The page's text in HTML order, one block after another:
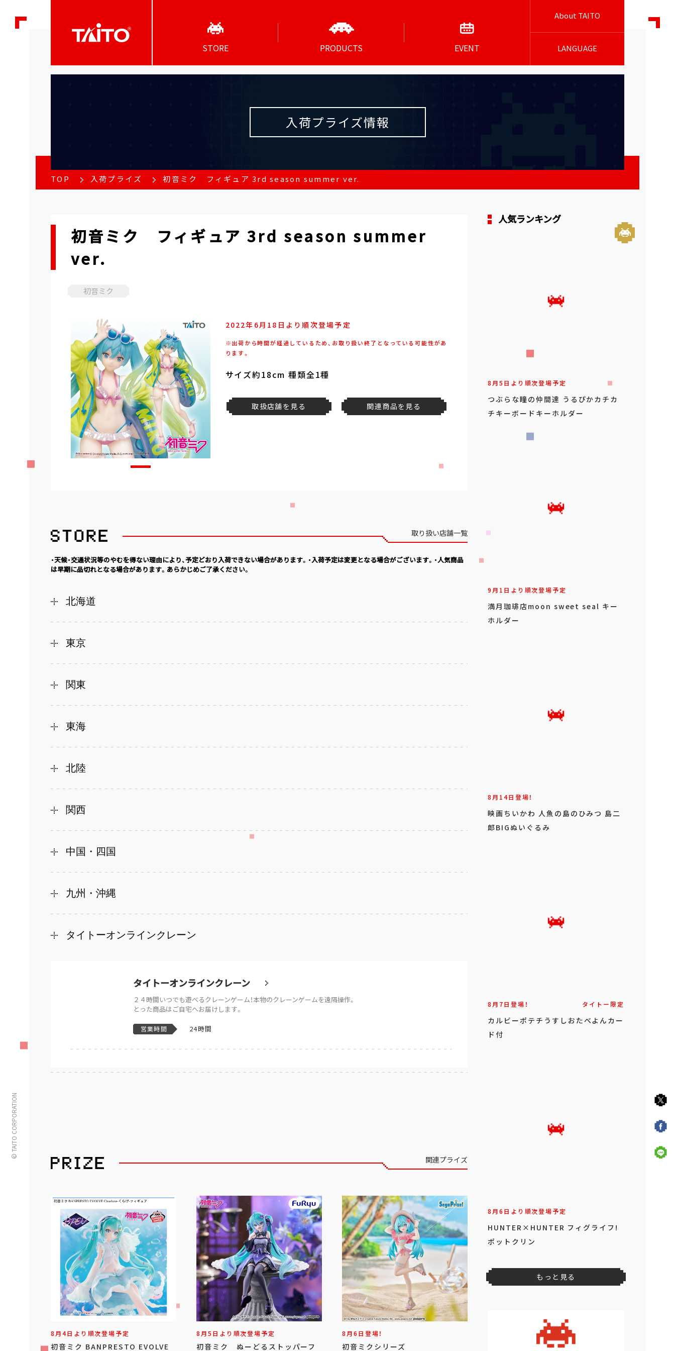
STORE PRODUCTS EVENT
About TAITO
LANGUAGE
© TAITO CORPORATION
入荷プライズ情報
TOP 入荷プライズ 初音ミク フィギュア 3rd season summer ver.
初音ミク フィギュア 3rd season summer
ver.
初音ミク
2022年6月18日より順次登場予定
※出荷から時間が経過しているため、お取り扱い終了となっている可能性があ
ります。
サイズ約18cm 種類全1種
取扱店舗を見る 関連商品を見る
取り扱い店舗一覧
・天候・交通状況等のやむを得ない理由により、予定どおり入荷できない場合があります。・入荷予定は変更となる場合がございます。・人気商品
は早期に品切れとなる場合があります。あらかじめご了承ください。
北海道
東京
関東
東海
北陸
関西
中国・四国
九州・沖縄
タイトーオンラインクレーン
タイトーオンラインクレーン
２４時間いつでも遊べるクレーンゲーム！本物のクレーンゲームを遠隔操作。
とった商品はご自宅へお届けします。
営業時間 24時間
関連プライズ
8月4日より順次登場予定
初音ミク BANPRESTO EVOLVE
8月5日より順次登場予定
初音ミク ぬーどるストッパーフ
8月6日登場！
初音ミクシリーズ
人気ランキング
8月5日より順次登場予定
つぶらな瞳の仲間達 うるぴかカチカ
チキーボードキーホルダー
9月1日より順次登場予定
満月珈琲店moon sweet seal キー
ホルダー
8月14日登場！
映画ちいかわ 人魚の島のひみつ 島二
郎BIGぬいぐるみ
8月7日登場！ タイトー限定
カルビーポテチうすしおたべよんカー
ド付
8月6日より順次登場予定
HUNTER×HUNTER フィグライフ!
ポットクリン
もっと見る